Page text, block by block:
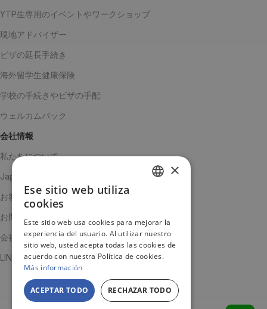
YTP生専用のイベントやワークショップ
現地アドバイザー
ビザの延長手続き
海外留学生健康保険
学校の手続きやビザの手配
ウェルカムパック
会社情報
私たちについて
Japanチーム
お客様の声
お問い合わせ
会社概要
LINE公式アカウント
JA
×
Ese sitio web utiliza
cookies
Este sitio web usa cookies para mejorar la
experiencia del usuario. Al utilizar nuestro
sitio web, usted acepta todas las cookies de
acuerdo con nuestra Política de cookies.
Más información
ACEPTAR TODO RECHAZAR TODO